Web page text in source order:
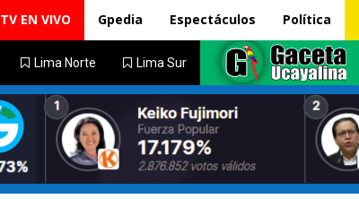
TV EN VIVO Gpedia Espectáculos Política
Lima Norte Lima Sur